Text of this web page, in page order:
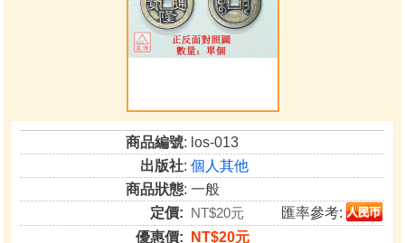
商品編號: los-013
出版社:個人其他
商品狀態: 一般
定價: NT$20元
匯率參考:
優惠價:
NT$20元